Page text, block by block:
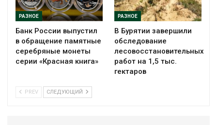
РАЗНОЕ
Банк России выпустил
в обращение памятные
серебряные монеты
серии «Красная книга»
РАЗНОЕ
В Бурятии завершили
обследование
лесовосстановительных
работ на 1,5 тыс.
гектаров
PREV СЛЕДУЮЩИЙ